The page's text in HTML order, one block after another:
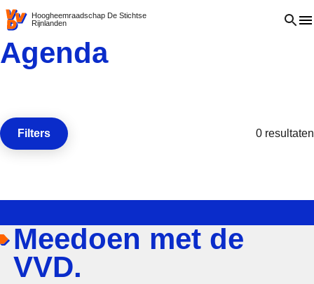
VVD.nl - Ga naar de homepage
Hoogheemraadschap De Stichtse
Rijnlanden
Open
Agenda
Open de
Filters 0 resultaten
Meedoen met de
VVD.